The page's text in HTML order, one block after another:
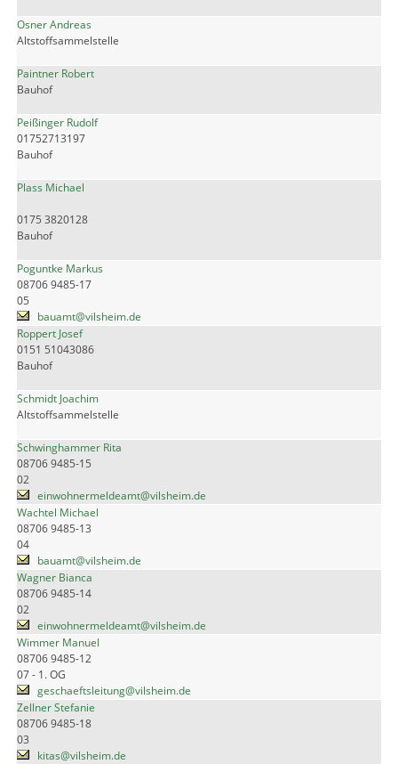
Osner Andreas
Altstoffsammelstelle
Paintner Robert
Bauhof
Peißinger Rudolf
01752713197
Bauhof
Plass Michael
0175 3820128
Bauhof
Poguntke Markus
08706 9485-17
05
bauamt@vilsheim.de
Roppert Josef
0151 51043086
Bauhof
Schmidt Joachim
Altstoffsammelstelle
Schwinghammer Rita
08706 9485-15
02
einwohnermeldeamt@vilsheim.de
Wachtel Michael
08706 9485-13
04
bauamt@vilsheim.de
Wagner Bianca
08706 9485-14
02
einwohnermeldeamt@vilsheim.de
Wimmer Manuel
08706 9485-12
07 - 1. OG
geschaeftsleitung@vilsheim.de
Zellner Stefanie
08706 9485-18
03
kitas@vilsheim.de